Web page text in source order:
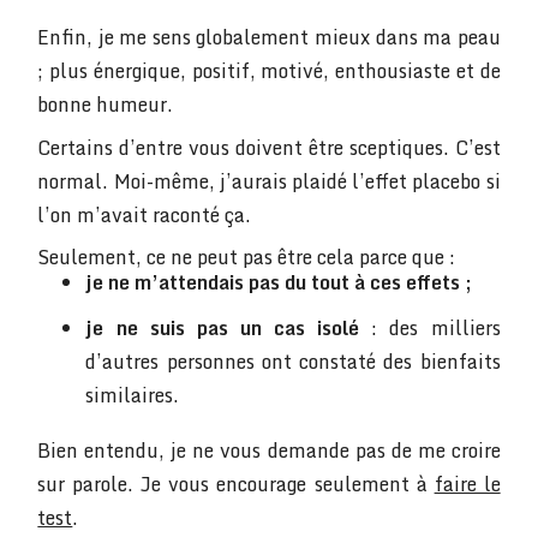
Enfin, je me sens globalement mieux dans ma peau
; plus énergique, positif, motivé, enthousiaste et de
bonne humeur.
Certains d’entre vous doivent être sceptiques. C’est
normal. Moi-même, j’aurais plaidé l’effet placebo si
l’on m’avait raconté ça.
Seulement, ce ne peut pas être cela parce que :
je ne m’attendais pas du tout à ces effets ;
je ne suis pas un cas isolé : des milliers
d’autres personnes ont constaté des bienfaits
similaires.
Bien entendu, je ne vous demande pas de me croire
sur parole. Je vous encourage seulement à faire le
test.